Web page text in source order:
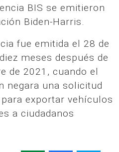
BIS se emitieron
Biden-Harris.
fue emitida el 28 de
meses después de
de 2021, cuando el
negara una solicitud
exportar vehículos
a ciudadanos